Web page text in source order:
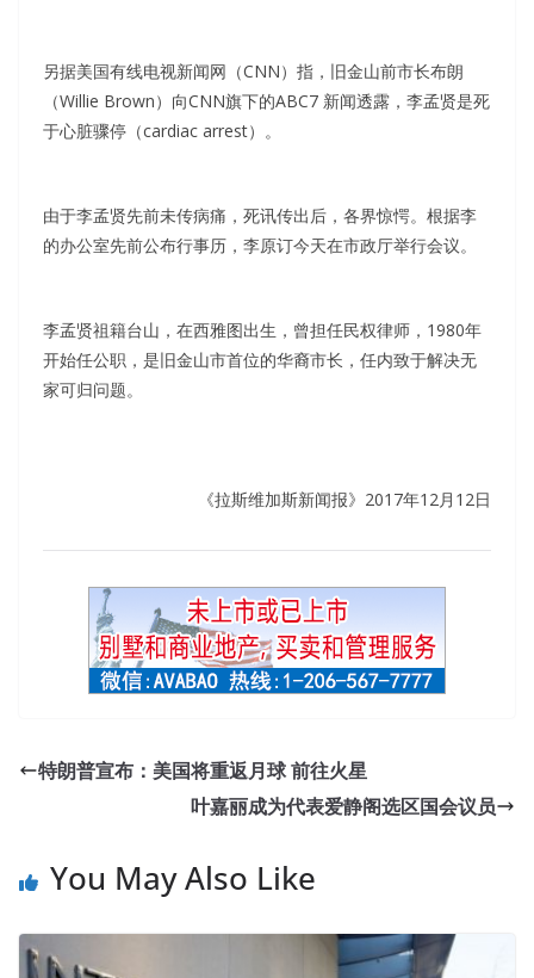
另据美国有线电视新闻网（CNN）指，旧金山前市长布朗
（Willie Brown）向CNN旗下的ABC7 新闻透露，李孟贤是死
于心脏骤停（cardiac arrest）。
由于李孟贤先前未传病痛，死讯传出后，各界惊愕。根据李
的办公室先前公布行事历，李原订今天在市政厅举行会议。
李孟贤祖籍台山，在西雅图出生，曾担任民权律师，1980年
开始任公职，是旧金山市首位的华裔市长，任内致于解决无
家可归问题。
《拉斯维加斯新闻报》2017年12月12日
特朗普宣布：美国将重返月球 前往火星
叶嘉丽成为代表爱静阁选区国会议员
You May Also Like